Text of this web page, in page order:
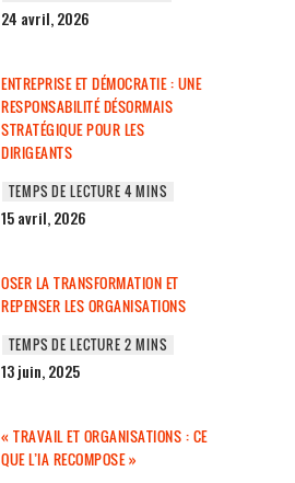
24 avril, 2026
ENTREPRISE ET DÉMOCRATIE : UNE
RESPONSABILITÉ DÉSORMAIS
STRATÉGIQUE POUR LES
DIRIGEANTS
15 avril, 2026
OSER LA TRANSFORMATION ET
REPENSER LES ORGANISATIONS
13 juin, 2025
« TRAVAIL ET ORGANISATIONS : CE
QUE L’IA RECOMPOSE »